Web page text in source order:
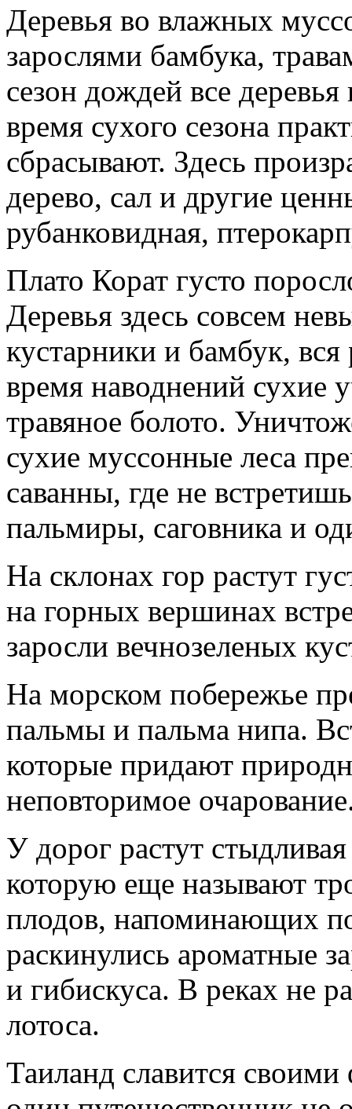
Деревья во влажных
зарослями бамбука,
сезон дождей все
время сухого сезона
сбрасывают. Здесь
дерево, сал и другие
рубанковидная,
Плато Корат густо
Деревья здесь совсем
кустарники и бамбук, вся
время наводнений сухие
травяное болото.
сухие муссонные леса
саванны, где не
пальмиры, саговника и
На склонах гор растут
на горных вершинах
заросли вечнозеленых
На морском побережье
пальмы и пальма нипа.
которые придают
неповторимое
У дорог растут
которую еще называют
плодов, напоминающих
раскинулись ароматные
и гибискуса. В реках не
лотоса.
Таиланд славится